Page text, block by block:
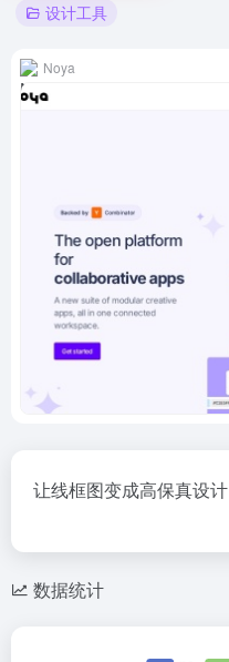
设计工具
Noya
让线框图变成高保真设计
数据统计